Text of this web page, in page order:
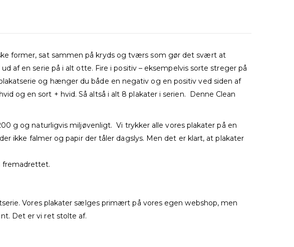
former, sat sammen på kryds og tværs som gør det svært at
af en serie på i alt otte. Fire i positiv – eksempelvis sorte streger på
og hænger du både en negativ og en positiv ved siden af
og en sort + hvid. Så altså i alt 8 plakater i serien. Denne Clean
g og naturligvis miljøvenligt. Vi trykker alle vores plakater på en
ikke falmer og papir der tåler dagslys. Men det er klart, at plakater
fremadrettet.
Vores plakater sælges primært på vores egen webshop, men
Det er vi ret stolte af.